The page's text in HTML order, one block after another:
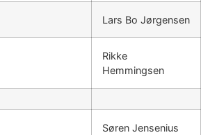
Lars Bo Jørgensen
Rikke
Hemmingsen
Søren Jensenius